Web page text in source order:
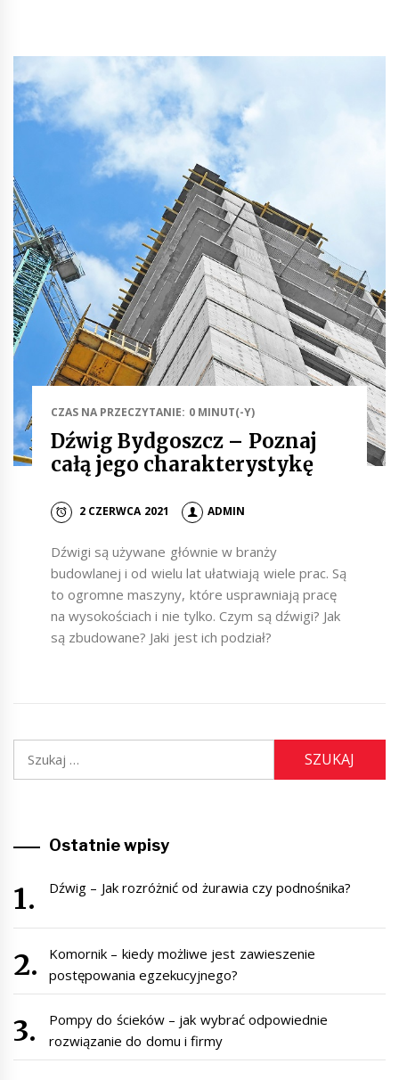
CZAS NA PRZECZYTANIE: 0 MINUT(-Y)
Dźwig Bydgoszcz – Poznaj
całą jego charakterystykę
2 CZERWCA 2021 ADMIN
Dźwigi są używane głównie w branży
budowlanej i od wielu lat ułatwiają wiele prac. Są
to ogromne maszyny, które usprawniają pracę
na wysokościach i nie tylko. Czym są dźwigi? Jak
są zbudowane? Jaki jest ich podział?
Ostatnie wpisy
Dźwig – Jak rozróżnić od żurawia czy podnośnika?
Komornik – kiedy możliwe jest zawieszenie
postępowania egzekucyjnego?
Pompy do ścieków – jak wybrać odpowiednie
rozwiązanie do domu i firmy